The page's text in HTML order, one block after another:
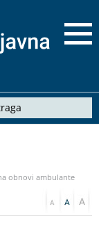
obnovi ambulante